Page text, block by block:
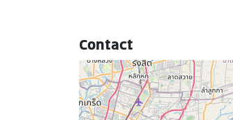
Contact